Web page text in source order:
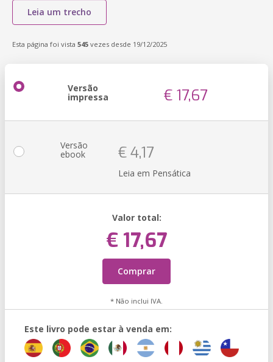
Leia um trecho
Esta página foi vista 545 vezes desde 19/12/2025
Versão
impressa € 17,67
Versão
ebook € 4,17
Leia em Pensática
Valor total:
€ 17,67
Comprar
* Não inclui IVA.
Este livro pode estar à venda em: